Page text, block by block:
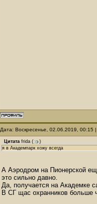
Дата: Воскресенье, 02.06.2019,
Цитата frida (
)
я в Академпарк хожу всегда
А Аэродром на Пионерской
это сильно давно.
Да, получается на Академке
В СГ щас охранников больше